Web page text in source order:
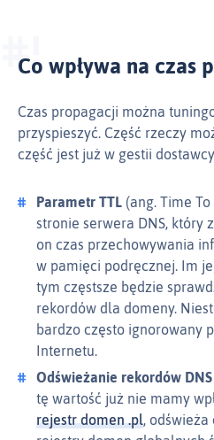
Co wpływa na czas
Czas propagacji można
przyspieszyć. Część rzeczy
część jest już w gestii
Parametr TTL (ang. Time
stronie serwera DNS, który
on czas przechowywania
w pamięci podręcznej. Im
tym częstsze będzie
rekordów dla domeny.
bardzo często ignorowany
Internetu.
Odświeżanie rekordów
tę wartość już nie mamy
rejestr domen .pl, odświeża